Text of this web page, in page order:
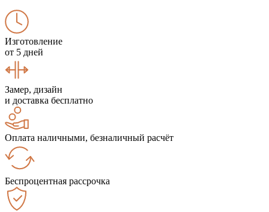
Изготовление
от 5 дней
Замер, дизайн
и доставка бесплатно
Оплата наличными, безналичный расчёт
Беспроцентная рассрочка